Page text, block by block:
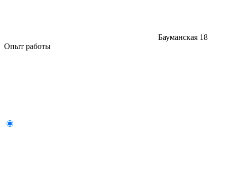
Бауманская 18
Опыт работы